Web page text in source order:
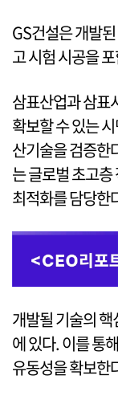
GS건설은 개발
고 시험 시공을
삼표산업과 삼표
확보할 수 있는
산기술을 검증한
는 글로벌 초고
최적화를 담당한
개발될 기술의
에 있다. 이를 통
유동성을 확보한